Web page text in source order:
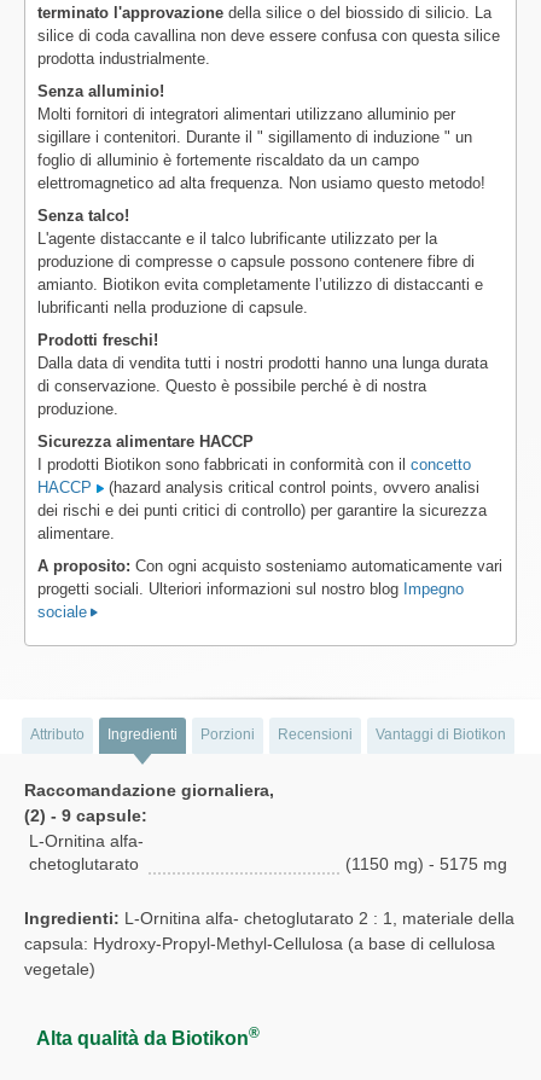
terminato l'approvazione della silice o del biossido di silicio. La
silice di coda cavallina non deve essere confusa con questa silice
prodotta industrialmente.
Senza alluminio!
Molti fornitori di integratori alimentari utilizzano alluminio per
sigillare i contenitori. Durante il " sigillamento di induzione " un
foglio di alluminio è fortemente riscaldato da un campo
elettromagnetico ad alta frequenza. Non usiamo questo metodo!
Senza talco!
L'agente distaccante e il talco lubrificante utilizzato per la
produzione di compresse o capsule possono contenere fibre di
amianto. Biotikon evita completamente l’utilizzo di distaccanti e
lubrificanti nella produzione di capsule.
Prodotti freschi!
Dalla data di vendita tutti i nostri prodotti hanno una lunga durata
di conservazione. Questo è possibile perché è di nostra
produzione.
Sicurezza alimentare HACCP
I prodotti Biotikon sono fabbricati in conformità con il concetto
HACCP
(hazard analysis critical control points, ovvero analisi
dei rischi e dei punti critici di controllo) per garantire la sicurezza
alimentare.
A proposito: Con ogni acquisto sosteniamo automaticamente vari
progetti sociali. Ulteriori informazioni sul nostro blog Impegno
sociale
Attributo Ingredienti Porzioni Recensioni Vantaggi di Biotikon
Raccomandazione giornaliera,
(2) - 9 capsule:
L-Ornitina alfa-
chetoglutarato
(1150 mg) - 5175 mg
Ingredienti: L-Ornitina alfa- chetoglutarato 2 : 1, materiale della
capsula: Hydroxy-Propyl-Methyl-Cellulosa (a base di cellulosa
vegetale)
Alta qualità da Biotikon®